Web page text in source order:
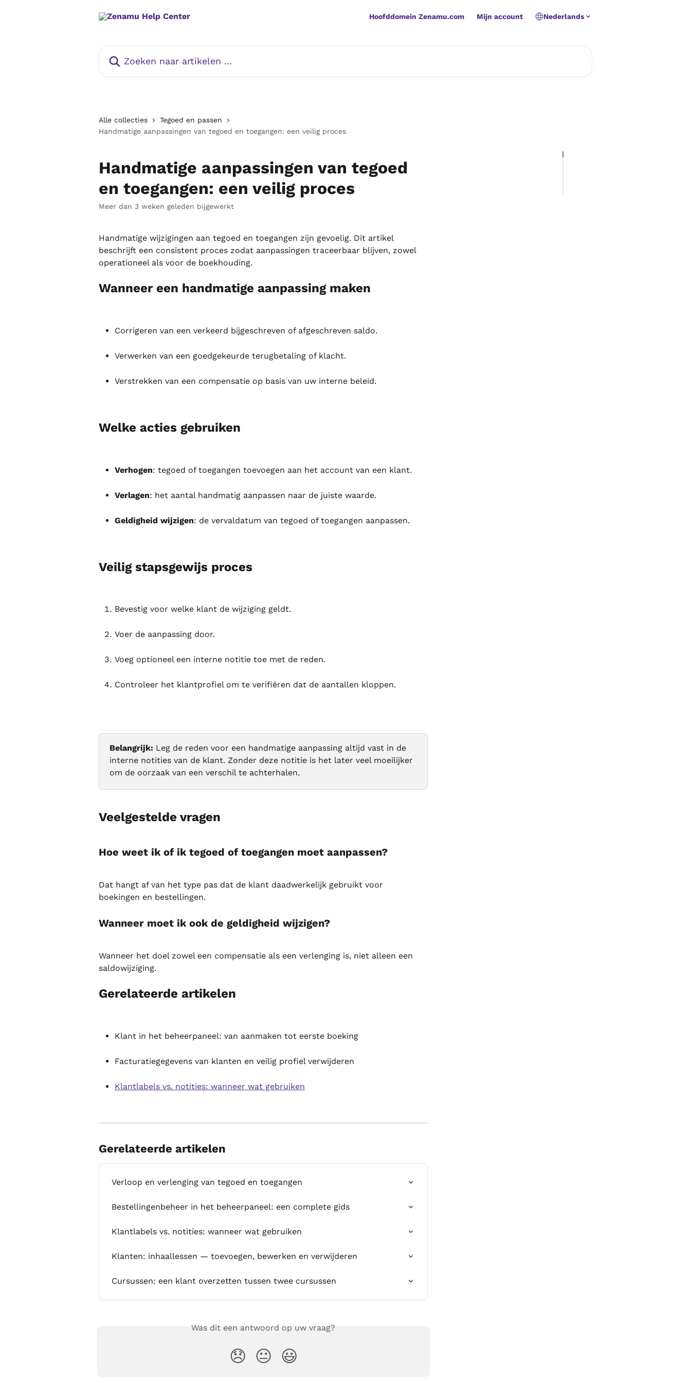
Hoofddomein Zenamu.com Mijn account Nederlands
Alle collecties
Tegoed en passen
Handmatige aanpassingen van tegoed en toegangen: een veilig proces
Handmatige aanpassingen van tegoed
en toegangen: een veilig proces
Meer dan 3 weken geleden bijgewerkt
Handmatige wijzigingen aan tegoed en toegangen zijn gevoelig. Dit artikel
beschrijft een consistent proces zodat aanpassingen traceerbaar blijven, zowel
operationeel als voor de boekhouding.
Wanneer een handmatige aanpassing maken
Corrigeren van een verkeerd bijgeschreven of afgeschreven saldo.
Verwerken van een goedgekeurde terugbetaling of klacht.
Verstrekken van een compensatie op basis van uw interne beleid.
Welke acties gebruiken
Verhogen: tegoed of toegangen toevoegen aan het account van een klant.
Verlagen: het aantal handmatig aanpassen naar de juiste waarde.
Geldigheid wijzigen: de vervaldatum van tegoed of toegangen aanpassen.
Veilig stapsgewijs proces
Bevestig voor welke klant de wijziging geldt.
Voer de aanpassing door.
Voeg optioneel een interne notitie toe met de reden.
Controleer het klantprofiel om te verifiëren dat de aantallen kloppen.
Belangrijk: Leg de reden voor een handmatige aanpassing altijd vast in de
interne notities van de klant. Zonder deze notitie is het later veel moeilijker
om de oorzaak van een verschil te achterhalen.
Veelgestelde vragen
Hoe weet ik of ik tegoed of toegangen moet aanpassen?
Dat hangt af van het type pas dat de klant daadwerkelijk gebruikt voor
boekingen en bestellingen.
Wanneer moet ik ook de geldigheid wijzigen?
Wanneer het doel zowel een compensatie als een verlenging is, niet alleen een
saldowijziging.
Gerelateerde artikelen
Klant in het beheerpaneel: van aanmaken tot eerste boeking
Facturatiegegevens van klanten en veilig profiel verwijderen
Klantlabels vs. notities: wanneer wat gebruiken
Gerelateerde artikelen
Verloop en verlenging van tegoed en toegangen
Bestellingenbeheer in het beheerpaneel: een complete gids
Klantlabels vs. notities: wanneer wat gebruiken
Klanten: inhaallessen — toevoegen, bewerken en verwijderen
Cursussen: een klant overzetten tussen twee cursussen
Was dit een antwoord op uw vraag?
😞 😐 😃